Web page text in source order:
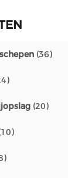
(36)
(20)